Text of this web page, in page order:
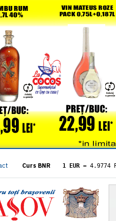
Curs BNR 1 EUR = 4.9774
= 5.8304
1 XAU= 464.4611
1 AED= 1.1933
1 AUD= 2.7957
1 BGN= 2.5449